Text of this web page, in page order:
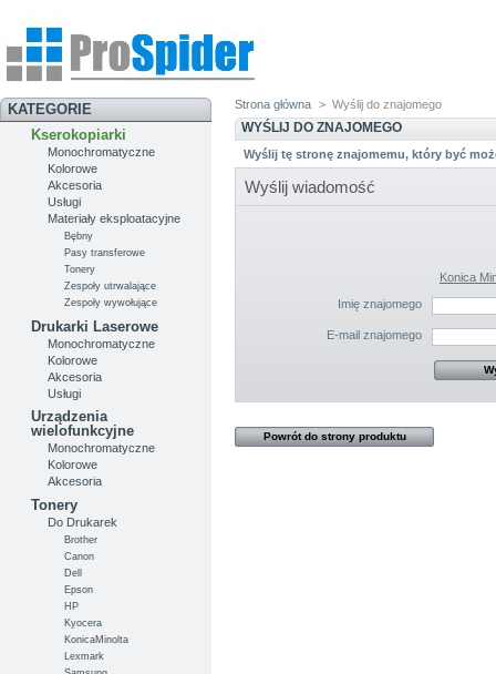
KATEGORIE
Kserokopiarki
Monochromatyczne
Kolorowe
Akcesoria
Usługi
Materiały eksploatacyjne
Bębny
Pasy transferowe
Tonery
Zespoły utrwalające
Zespoły wywołujące
Drukarki Laserowe
Monochromatyczne
Kolorowe
Akcesoria
Usługi
Urządzenia
wielofunkcyjne
Monochromatyczne
Kolorowe
Akcesoria
Tonery
Do Drukarek
Brother
Canon
Dell
Epson
HP
Kyocera
KonicaMinolta
Lexmark
Strona główna > Wyślij do znajomego
WYŚLIJ DO ZNAJOMEGO
Wyślij tę stronę znajomemu, który być
Wyślij wiadomość
Konica
Imię znajomego
E-mail znajomego
Powrót do strony produktu